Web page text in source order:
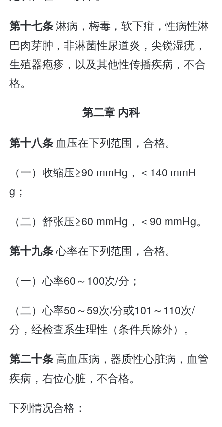
第十七条淋病，梅毒，软下疳，性病性淋
巴肉芽肿，非淋菌性尿道炎，尖锐湿疣，
生殖器疱疹，以及其他性传播疾病，不合
格。
第二章 内科
第十八条 血压在下列范围，合格。
（一）收缩压≥90 mmHg，＜140 mmH
g；
（二）舒张压≥60 mmHg，＜90 mmHg。
第十九条心率在下列范围，合格。
（一）心率60～100次/分；
（二）心率50～59次/分或101～110次/
分，经检查系生理性（条件兵除外）。
第二十条 高血压病，器质性心脏病，血管
疾病，右位心脏，不合格。
下列情况合格：